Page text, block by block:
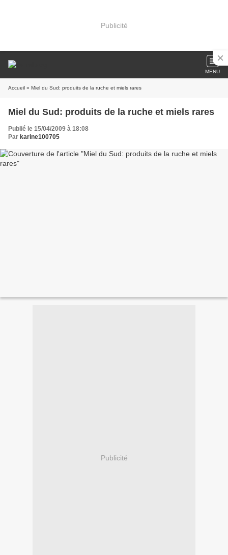
Publicité
MENU
Accueil » Miel du Sud: produits de la ruche et miels rares
Miel du Sud: produits de la ruche et miels rares
Publié le 15/04/2009 à 18:08
Par karine100705
Publicité